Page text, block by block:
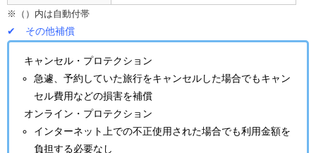
※（）内は自動付帯
✔ その他補償
キャンセル・プロテクション
急遽、予約していた旅行をキャンセルした場合でもキャン
セル費用などの損害を補償
オンライン・プロテクション
インターネット上での不正使用された場合でも利用金額を
負担する必要なし